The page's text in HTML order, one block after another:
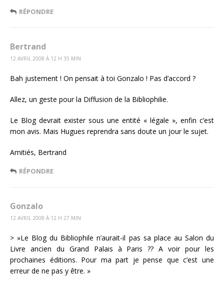
RÉPONDRE
Bertrand
12 AVRIL 2008 Á 12 H 35 MIN
Bah justement ! On pensait à toi Gonzalo ! Pas d’accord ?
Allez, un geste pour la Diffusion de la Bibliophilie.
Le Blog devrait exister sous une entité « légale », enfin c’est
mon avis. Mais Hugues reprendra sans doute un jour le sujet.
Amitiés, Bertrand
RÉPONDRE
Gonzalo
12 AVRIL 2008 Á 12 H 27 MIN
> »Le Blog du Bibliophile n’aurait-il pas sa place au Salon du
Livre ancien du Grand Palais à Paris ?? A voir pour les
prochaines éditions. Pour ma part je pense que c’est une
erreur de ne pas y être. »